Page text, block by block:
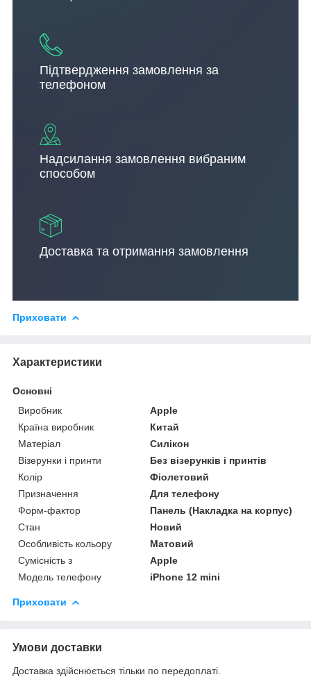
Підтвердження замовлення за
телефоном
Надсилання замовлення вибраним
способом
Доставка та отримання замовлення
Приховати
Характеристики
Основні
Виробник
Apple
Країна виробник
Китай
Матеріал
Силікон
Візерунки і принти
Без візерунків і принтів
Колір
Фіолетовий
Призначення
Для телефону
Форм-фактор
Панель (Накладка на корпус)
Стан
Новий
Особливість кольору
Матовий
Сумісність з
Apple
Модель телефону
iPhone 12 mini
Приховати
Умови доставки
Доставка здійснюється тільки по передоплаті.